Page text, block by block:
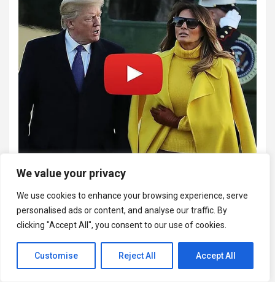
We value your privacy
We use cookies to enhance your browsing experience, serve
personalised ads or content, and analyse our traffic. By
clicking "Accept All", you consent to our use of cookies.
Customise Reject All Accept All